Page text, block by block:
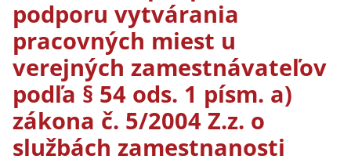
podporu vytvárania
pracovných miest u
verejných zamestnávateľov
podľa § 54 ods. 1 písm. a)
zákona č. 5/2004 Z.z. o
službách zamestnanosti